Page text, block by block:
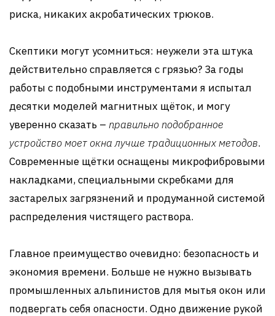
риска, никаких акробатических трюков.
Скептики могут усомниться: неужели эта штука
действительно справляется с грязью? За годы
работы с подобными инструментами я испытал
десятки моделей магнитных щёток, и могу
уверенно сказать – правильно подобранное
устройство моет окна лучше традиционных методов.
Современные щётки оснащены микрофибровыми
накладками, специальными скребками для
застарелых загрязнений и продуманной системой
распределения чистящего раствора.
Главное преимущество очевидно: безопасность и
экономия времени. Больше не нужно вызывать
промышленных альпинистов для мытья окон или
подвергать себя опасности. Одно движение рукой